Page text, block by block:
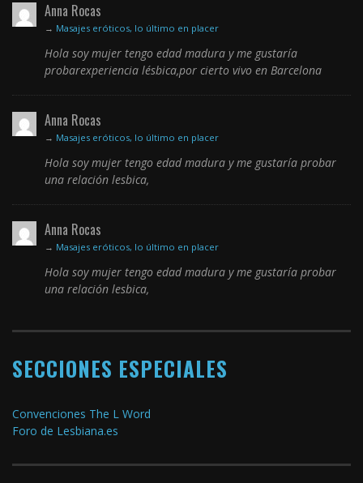
Anna Rocas
→ Masajes eróticos, lo último en placer
Hola soy mujer tengo edad madura y me gustaría
probarexperiencia lésbica,por cierto vivo en Barcelona
Anna Rocas
→ Masajes eróticos, lo último en placer
Hola soy mujer tengo edad madura y me gustaría probar
una relación lesbica,
Anna Rocas
→ Masajes eróticos, lo último en placer
Hola soy mujer tengo edad madura y me gustaría probar
una relación lesbica,
SECCIONES ESPECIALES
Convenciones The L Word
Foro de Lesbiana.es